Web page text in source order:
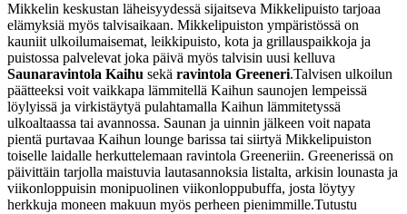
Mikkelin keskustan läheisyydessä sijaitseva Mikkelipuisto tarjoaa
elämyksiä myös talvisaikaan. Mikkelipuiston ympäristössä on
kauniit ulkoilumaisemat, leikkipuisto, kota ja grillauspaikkoja ja
puistossa palvelevat joka päivä myös talvisin uusi kelluva
Saunaravintola Kaihu sekä ravintola Greeneri.Talvisen ulkoilun
päätteeksi voit vaikkapa lämmitellä Kaihun saunojen lempeissä
löylyissä ja virkistäytyä pulahtamalla Kaihun lämmitetyssä
ulkoaltaassa tai avannossa. Saunan ja uinnin jälkeen voit napata
pientä purtavaa Kaihun lounge barissa tai siirtyä Mikkelipuiston
toiselle laidalle herkuttelemaan ravintola Greeneriin. Greenerissä on
päivittäin tarjolla maistuvia lautasannoksia listalta, arkisin lounasta ja
viikonloppuisin monipuolinen viikonloppubuffa, josta löytyy
herkkuja moneen makuun myös perheen pienimmille.Tutustu